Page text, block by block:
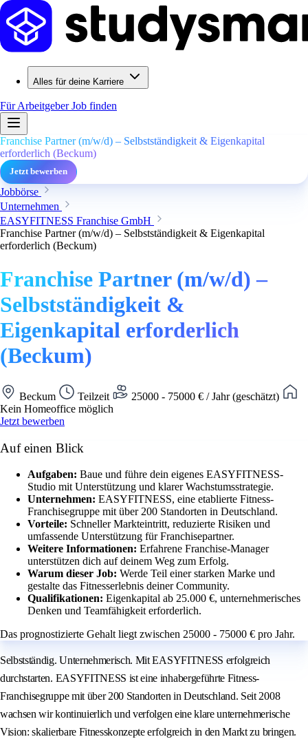
Alles für deine Karriere
Für ArbeitgeberJob finden
Franchise Partner (m/w/d) – Selbstständigkeit & Eigenkapital
erforderlich (Beckum)
Jetzt bewerben
Jobbörse
Unternehmen
EASYFITNESS Franchise GmbH
Franchise Partner (m/w/d) – Selbstständigkeit & Eigenkapital
erforderlich (Beckum)
Franchise Partner (m/w/d) –
Selbstständigkeit &
Eigenkapital erforderlich
(Beckum)
Beckum Teilzeit
25000 - 75000 € / Jahr (geschätzt)
Kein Homeoffice möglich
Jetzt bewerben
Auf einen Blick
Aufgaben: Baue und führe dein eigenes EASYFITNESS-
Studio mit Unterstützung und klarer Wachstumsstrategie.
Unternehmen: EASYFITNESS, eine etablierte Fitness-
Franchisegruppe mit über 200 Standorten in Deutschland.
Vorteile: Schneller Markteintritt, reduzierte Risiken und
umfassende Unterstützung für Franchisepartner.
Weitere Informationen: Erfahrene Franchise-Manager
unterstützen dich auf deinem Weg zum Erfolg.
Warum dieser Job: Werde Teil einer starken Marke und
gestalte das Fitnesserlebnis deiner Community.
Qualifikationen: Eigenkapital ab 25.000 €, unternehmerisches
Denken und Teamfähigkeit erforderlich.
Das prognostizierte Gehalt liegt zwischen 25000 - 75000 € pro Jahr.
Selbstständig. Unternehmerisch. Mit EASYFITNESS erfolgreich
durchstarten. EASYFITNESS ist eine inhabergeführte Fitness-
Franchisegruppe mit über 200 Standorten in Deutschland. Seit 2008
wachsen wir kontinuierlich und verfolgen eine klare unternehmerische
Vision: skalierbare Fitnesskonzepte erfolgreich in den Markt zu bringen.